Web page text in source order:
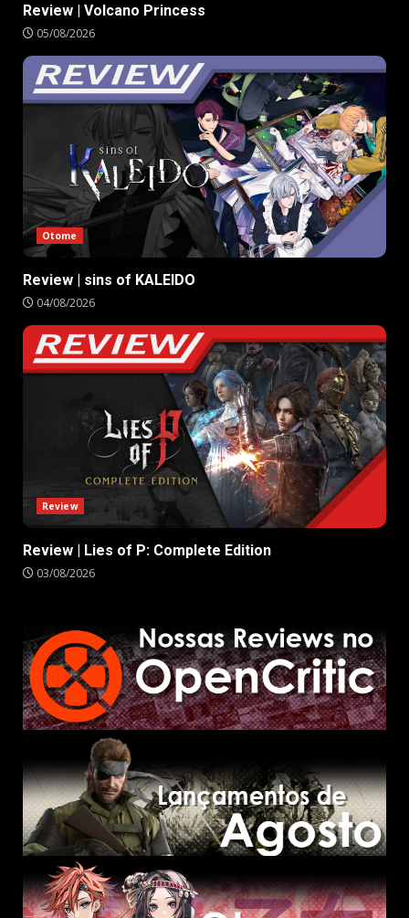
Review | Volcano Princess
05/08/2026
Otome
Review | sins of KALEIDO
04/08/2026
Review
Review | Lies of P: Complete Edition
03/08/2026